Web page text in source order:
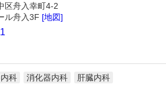
区舟入幸町4-2
ル舟入3F [地図]
科 消化器内科 肝臓内科